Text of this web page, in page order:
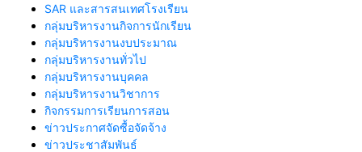
SAR และสารสนเทศโรงเรียน
กลุ่มบริหารงานกิจการนักเรียน
กลุ่มบริหารงานงบประมาณ
กลุ่มบริหารงานทั่วไป
กลุ่มบริหารงานบุคคล
กลุ่มบริหารงานวิชาการ
กิจกรรมการเรียนการสอน
ข่าวประกาศจัดซื้อจัดจ้าง
ข่าวประชาสัมพันธ์